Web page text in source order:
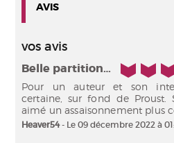
AVIS
vos avis
Belle partition… 4/5
Pour un auteur et son
certaine, sur fond de
aimé un assaisonnement plus
Heaver54- Le 09 décembre 2022 à